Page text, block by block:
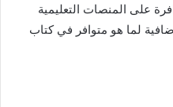
على المنصات التعليمية
لما هو متوافر في كتاب